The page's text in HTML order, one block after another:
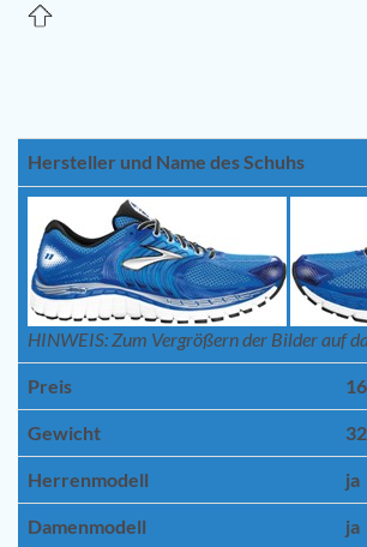
Hersteller und Name des Schuhs
HINWEIS: Zum Vergrößern der Bilder auf
Preis
Gewicht
Herrenmodell ja
Damenmodell ja